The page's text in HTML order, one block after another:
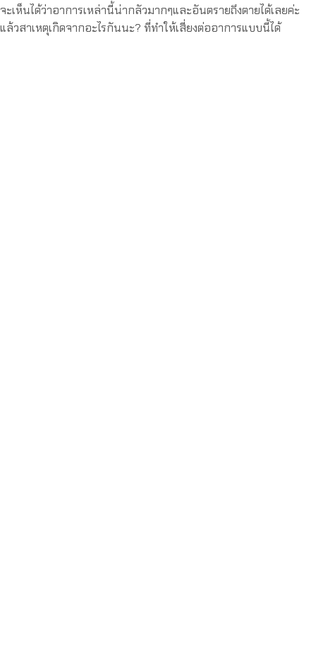
จะเห็นได้ว่าอาการเหล่านี้น่ากลัวมากๆและอันตรายถึงตายได้เลยค่ะ
แล้วสาเหตุเกิดจากอะไรกันนะ? ที่ทำให้เสี่ยงต่ออาการแบบนี้ได้